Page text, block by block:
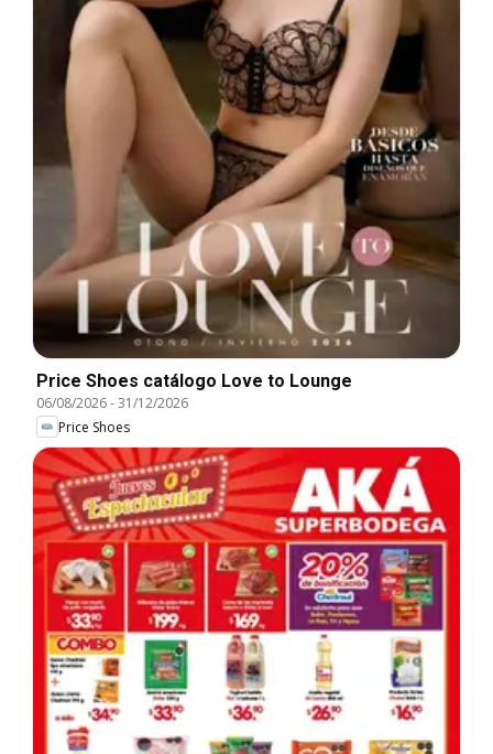
Price Shoes catálogo Love to Lounge
06/08/2026-31/12/2026
Price Shoes